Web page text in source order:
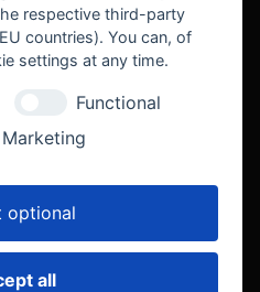
respective third-party
countries). You can, of
settings at any time.
Functional
Marketing
optional
all